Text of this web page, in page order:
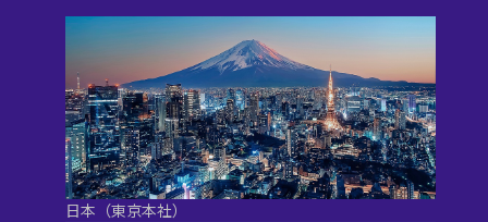
日本（東京本社）